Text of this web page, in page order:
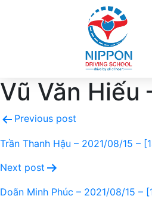
Vũ Văn Hiếu
Previous post
Trần Thanh Hậu – 2021/08/15 –
Next post
Doãn Minh Phúc – 2021/08/15 –